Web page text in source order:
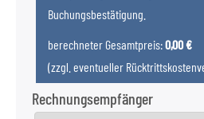
Buchungsbestätigung.
berechneter Gesamtpreis:0,00 €
(zzgl. eventueller
Rechnungsempfänger